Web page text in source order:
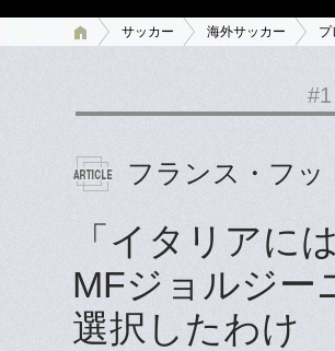
サッカー 海外サッカー プ
#1
フランス・フッ
「イタリアに
MFジョルジー
選択したわけ